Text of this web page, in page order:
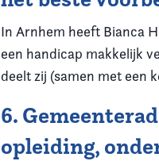
In Arnhem heeft Bianca
een handicap makkelijk
deelt zij (samen met een
6.
opleiding,